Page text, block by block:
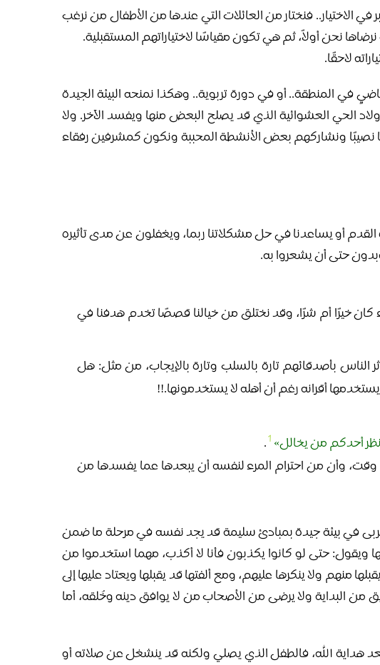
الاختيار.. فنختار من العائلات التي عندها من الأطفال من نرغب
نحن أولاً، ثم هي تكون مقياسًا لاختياراتهم المستقبلية.
لاحقًا.
في المنطقة.. أو في دورة تربوية.. وهكذا نمنحه البيئة الجيدة
الحي العشوائية الذي قد يصلح البعض منها ويفسد الآخر. ولا
نصيبًا ونشاركهم بعض الأنشطة المحببة ونكون كمشرفين رفقاء
أو يساعدنا في حل مشكلاتنا ربما، ويغفلون عن مدى تأثيره
حتى أن يشعروا به.
خيرًا أم شرًا، وقد نختلق من خيالنا قصصًا تخدم هدفنا في
الناس بأصدقائهم تارة بالسلب وتارة بالإيجاب، من مثل: هل
أقرانه رغم أن أهله لا يستخدمونها.!!
أحدكم من يخالل 1
.
وقت، وأن من احترام المرء لنفسه أن يبعدها عما يفسدها من
في بيئة جيدة بمبادئ سليمة قد يجد نفسه في مرحلة ما ضمن
ويقول: حتى لو كانوا يكذبون فأنا لا أكذب، مهما استخدموا من
منهم ولا ينكرها عليهم، ومع ألفتها قد يقبلها ويعتاد عليها إلى
البداية ولا يرضى من الأصحاب من لا يوافق دينه وخُلقه، أما
هداية الله، فالطفل الذي يصلي ولكنه قد ينشغل عن صلاته أو